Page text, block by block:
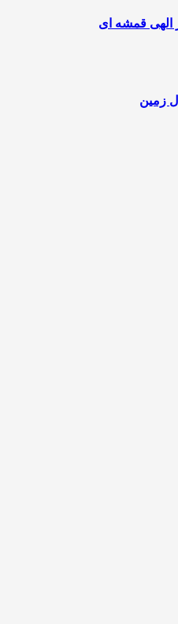
الهی قمشه ای
زمین